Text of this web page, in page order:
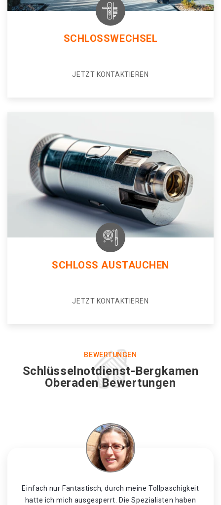
SCHLOSSWECHSEL
JETZT KONTAKTIEREN
SCHLOSS AUSTAUCHEN
JETZT KONTAKTIEREN
BEWERTUNGEN
Schlüsselnotdienst-Bergkamen
Oberaden Bewertungen
Einfach nur Fantastisch, durch meine Tollpaschigkeit
hatte ich mich ausgesperrt. Die Spezialisten haben